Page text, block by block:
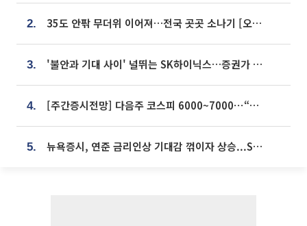
2. 35도 안팎 무더위 이어져…전국 곳곳 소나기 [오늘 날씨]
3. '불안과 기대 사이' 널뛰는 SK하이닉스…증권가 "HBM4·LTA 기반 펀터멘털 견고"
4. [주간증시전망] 다음주 코스피 6000~7000⋯“外人 수급은 정책이 변수”
5. 뉴욕증시, 연준 금리인상 기대감 꺾이자 상승...S&P500 사상 최고치 [종합]